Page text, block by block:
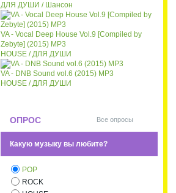
ДЛЯ ДУШИ / Шансон
VA - Vocal Deep House Vol.9 [Compiled by
Zebyte] (2015) MP3
HOUSE / ДЛЯ ДУШИ
VA - DNB Sound vol.6 (2015) MP3
HOUSE / ДЛЯ ДУШИ
ОПРОС Все опросы
Какую музыку вы любите?
POP
ROCK